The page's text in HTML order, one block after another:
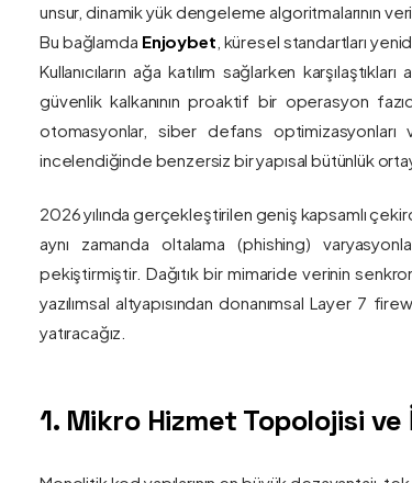
unsur, dinamik yük dengeleme algoritmalarının
Bu bağlamda Enjoybet , küresel standartları
Kullanıcıların ağa katılım sağlarken
güvenlik kalkanının proaktif bir operasyon
otomasyonlar, siber defans
incelendiğinde benzersiz bir yapısal bütünlük
2026 yılında gerçekleştirilen geniş kapsamlı
aynı zamanda oltalama (phishing)
pekiştirmiştir. Dağıtık bir mimaride verinin
yazılımsal altyapısından donanımsal Layer 7
yatıracağız.
1. Mikro Hizmet Topolojisi